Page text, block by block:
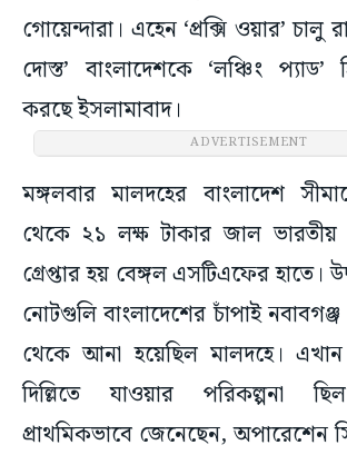
গোয়েন্দারা। এহেন ‘প্রক্সি ওয়ার’
দোস্ত’ বাংলাদেশকে ‘লঞ্চিং প্যাড’
করছে ইসলামাবাদ।
ADVERTISEMENT
মঙ্গলবার মালদহের বাংলাদেশ
থেকে ২১ লক্ষ টাকার জাল
গ্রেপ্তার হয় বেঙ্গল এসটিএফের হাতে।
নোটগুলি বাংলাদেশের চাঁপাই
থেকে আনা হয়েছিল মালদহে।
দিল্লিতে যাওয়ার পরিকল্পনা
প্রাথমিকভাবে জেনেছেন, অপারেশেন